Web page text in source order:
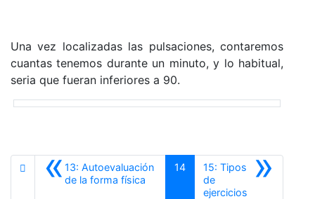
Una vez localizadas las pulsaciones, contaremos
cuantas tenemos durante un minuto, y lo habitual,
seria que fueran inferiores a 90.
«13: Autoevaluación
de la forma física
14 »
15: Tipos
de
ejerciciosSiguiente